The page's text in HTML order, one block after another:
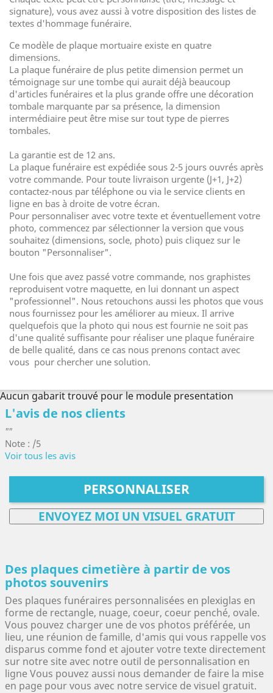
signature), vous avez aussi à votre disposition des listes de
textes d'hommage funéraire.
Ce modèle de plaque mortuaire existe en quatre
dimensions.
La plaque funéraire de plus petite dimension permet un
témoignage sur une tombe qui aurait déjà beaucoup
d'articles funéraires et la plus grande offre une décoration
tombale marquante par sa présence, la dimension
intermédiaire peut être mise sur tout type de pierres
tombales.
La garantie est de 12 ans.
La plaque funéraire est expédiée sous 2-5 jours ouvrés après
votre commande. Pour toute livraison urgente (J+1, J+2)
contactez-nous par téléphone ou via le service clients en
ligne en bas à droite de votre écran.
Pour personnaliser avec votre texte et éventuellement votre
photo, commencez par sélectionner la version que vous
souhaitez (dimensions, socle, photo) puis cliquez sur le
bouton "Personnaliser".
Une fois que avez passé votre commande, nos graphistes
reproduisent votre maquette, en lui donnant un aspect
"professionnel". Nous retouchons aussi les photos que vous
nous fournissez pour les améliorer au mieux. Il arrive
quelquefois que la photo qui nous est fournie ne soit pas
d'une qualité suffisante pour réaliser une plaque funéraire
de belle qualité, dans ce cas nous prenons contact avec
vous pour chercher une solution.
Aucun gabarit trouvé pour le module presentation
L'avis de nos clients
""
Note : /5
Voir tous les avis
PERSONNALISER
ENVOYEZ MOI UN VISUEL GRATUIT
Des plaques cimetière à partir de vos
photos souvenirs
Des plaques funéraires personnalisées en plexiglas en
forme de rectangle, nuage, coeur, coeur penché, ovale.
Vous pouvez charger une de vos photos préférée, un
lieu, une réunion de famille, d'amis qui vous rappelle vos
disparus comme fond et ajouter votre texte directement
sur notre site avec notre outil de personnalisation en
ligne Vous pouvez aussi nous demander de faire la mise
en page pour vous avec notre service de visuel gratuit.